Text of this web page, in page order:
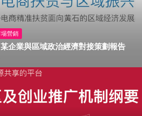
場營銷
企業與區域政治經濟對接策劃報告